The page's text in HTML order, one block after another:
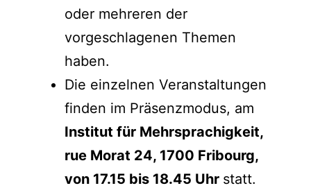
oder mehreren der
vorgeschlagenen Themen
haben.
Die einzelnen Veranstaltungen
finden im Präsenzmodus, am
Institut für Mehrsprachigkeit,
rue Morat 24, 1700 Fribourg,
von 17.15 bis 18.45 Uhr statt.